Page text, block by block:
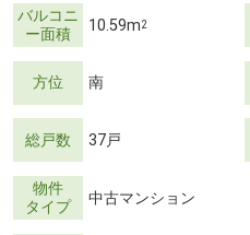
バルコニ
ー面積
10.59m2
方位 南
総戸数 37戸
物件
タイプ
中古マンション